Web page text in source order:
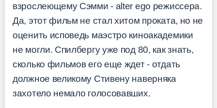
взрослеющему Сэмми - alter ego режиссера.
Да, этот фильм не стал хитом проката, но не
оценить исповедь маэстро киноакадемики
не могли. Спилбергу уже под 80, как знать,
сколько фильмов его еще ждет - отдать
должное великому Стивену наверняка
захотело немало голосовавших.